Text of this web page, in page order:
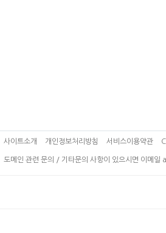
사이트소개 개인정보처리방침 서비스이용약관
도메인 관련 문의 / 기타문의 사항이 있으시면 이메